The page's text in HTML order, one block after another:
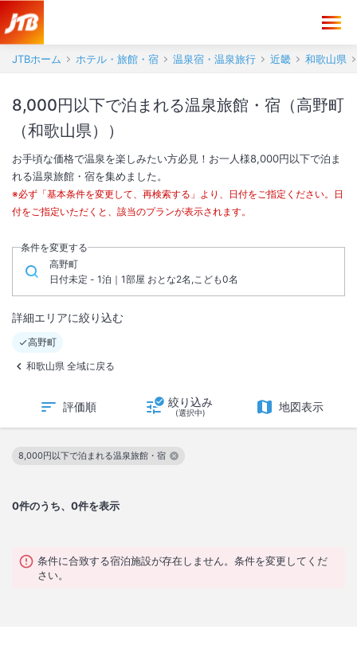
JTBホーム ホテル・旅館・宿 温泉宿・温泉旅行 近畿 和歌山県
8,000円以下で泊まれる温泉旅館・宿（高野町
（和歌山県））
お手頃な価格で温泉を楽しみたい方必見！お一人様8,000円以下で泊ま
れる温泉旅館・宿を集めました。
※必ず「基本条件を変更して、再検索する」より、日付をご指定ください。日
付をご指定いただくと、該当のプランが表示されます。
条件を変更する
高野町
日付未定 - 1泊｜1部屋 おとな2名,こども0名
詳細エリアに絞り込む
高野町
和歌山県 全域に戻る
評価順 絞り込み
(選択中) 地図表示
0件のうち、0件を表示
8,000円以下で泊まれる温泉旅館・宿
この絞り込み条件を解除
条件に合致する宿泊施設が存在しません。条件を変更してくだ
さい。